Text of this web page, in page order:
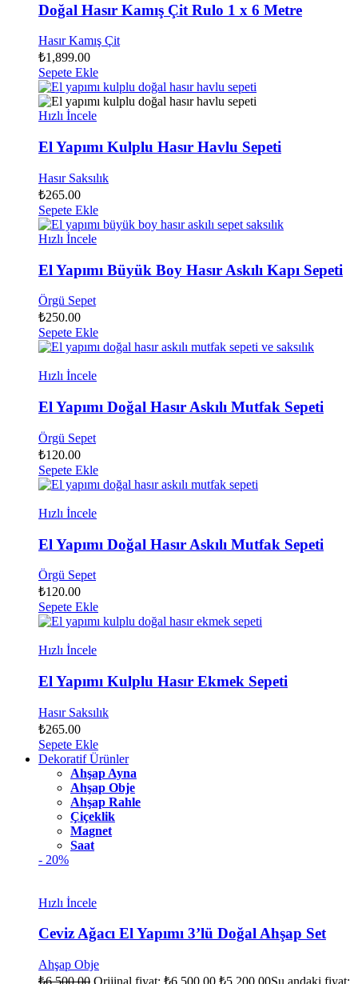
Doğal Hasır Kamış Çit Rulo 1 x 6 Metre
Hasır Kamış Çit
₺1,899.00
Sepete Ekle
Hızlı İncele
El Yapımı Kulplu Hasır Havlu Sepeti
Hasır Saksılık
₺265.00
Sepete Ekle
Hızlı İncele
El Yapımı Büyük Boy Hasır Askılı Kapı Sepeti
Örgü Sepet
₺250.00
Sepete Ekle
Hızlı İncele
El Yapımı Doğal Hasır Askılı Mutfak Sepeti
Örgü Sepet
₺120.00
Sepete Ekle
Hızlı İncele
El Yapımı Doğal Hasır Askılı Mutfak Sepeti
Örgü Sepet
₺120.00
Sepete Ekle
Hızlı İncele
El Yapımı Kulplu Hasır Ekmek Sepeti
Hasır Saksılık
₺265.00
Sepete Ekle
Dekoratif Ürünler
Ahşap Ayna
Ahşap Obje
Ahşap Rahle
Çiçeklik
Magnet
Saat
- 20%
Hızlı İncele
Ceviz Ağacı El Yapımı 3’lü Doğal Ahşap Set
Ahşap Obje
₺6,500.00 Orijinal fiyat: ₺6,500.00. ₺5,200.00Şu andaki fiyat: